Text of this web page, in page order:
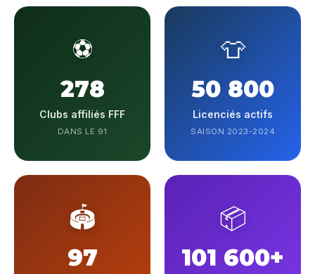
⚽
278
Clubs affiliés FFF
DANS LE 91
👕
50 800
Licenciés actifs
SAISON 2023-2024
🏟️
97
📦
101 600+